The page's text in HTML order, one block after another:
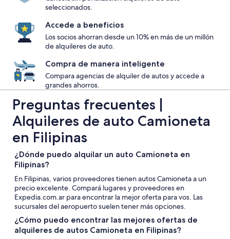
seleccionados.
Accede a beneficios
Los socios ahorran desde un 10% en más de un millón
de alquileres de auto.
Compra de manera inteligente
Compara agencias de alquiler de autos y accede a
grandes ahorros.
Preguntas frecuentes |
Alquileres de auto Camioneta
en Filipinas
¿Dónde puedo alquilar un auto Camioneta en
Filipinas?
En Filipinas, varios proveedores tienen autos Camioneta a un
precio excelente. Compará lugares y proveedores en
Expedia.com.ar para encontrar la mejor oferta para vos. Las
sucursales del aeropuerto suelen tener más opciones.
¿Cómo puedo encontrar las mejores ofertas de
alquileres de autos Camioneta en Filipinas?